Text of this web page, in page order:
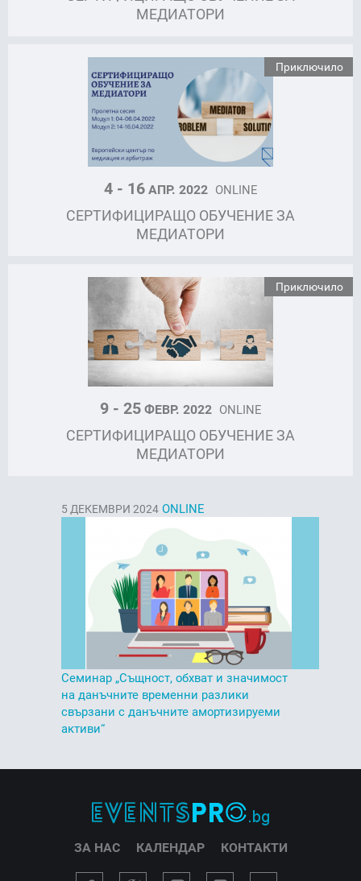
МЕДИАТОРИ
Приключило
4 - 16АПР. 2022 ONLINE
СЕРТИФИЦИРАЩО ОБУЧЕНИЕ ЗА
МЕДИАТОРИ
Приключило
9 - 25ФЕВР. 2022 ONLINE
СЕРТИФИЦИРАЩО ОБУЧЕНИЕ ЗА
МЕДИАТОРИ
5 ДЕКЕМВРИ 2024 ONLINE
Семинар „Същност, обхват и значимост
на данъчните временни разлики
свързани с данъчните амортизируеми
активи“
ЗА НАС КАЛЕНДАР КОНТАКТИ